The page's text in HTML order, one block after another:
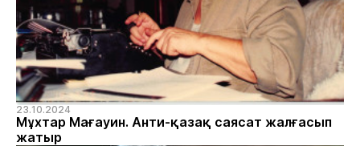
23.10.2024
Мұхтар Мағауин. Анти-қазақ саясат жалғасып
жатыр